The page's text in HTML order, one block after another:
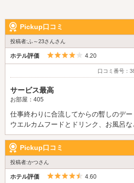
Pickup口コミ
投稿者:ふ～23さんさん
ホテル評価 5つ星のうち4
4.20
口コミ番号：
サービス最高
お部屋：405
仕事終わりに合流してからの暫しのデー
ウエルカムフードとドリンク、お風呂な
Pickup口コミ
投稿者:かつさん
ホテル評価 5つ星のうち4.5
4.60